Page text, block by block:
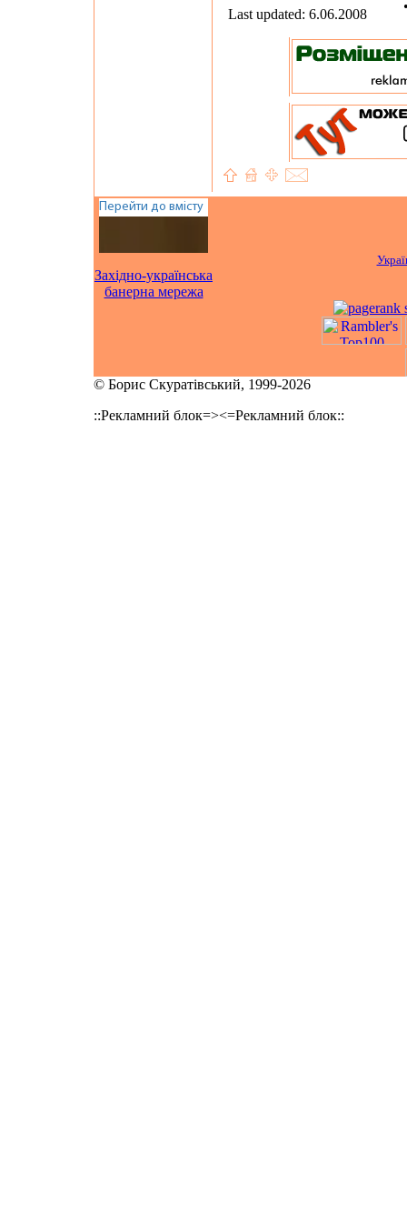
Last updated: 6.06.2008
Західно-українська
банерна мережа
© Борис Скуратівський, 1999-2026
::Рекламний блок=><=Рекламний блок::